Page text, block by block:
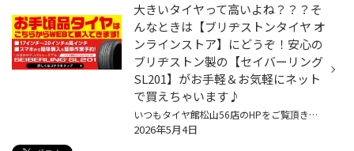
大きいタイヤって高いよね？？？そ
んなときは【ブリヂストンタイヤ オ
ンラインストア】にどうぞ！安心の
ブリヂストン製の【セイバーリング
SL201】がお手軽＆お気軽にネット
で買えちゃいます♪
いつもタイヤ館松山56店のHPをご覧頂き誠にありがとうございます！ 本日は、お手軽＆お気軽にタイヤが買えちゃう 【ブリヂストンインラインストア】について(^^)/ その中でも、大きいタイヤサイズ 17インチ以上のお手頃品タイヤのご紹介♪ 紹介するのが【信頼のブリヂストン製】の【SEIBERRING SL201...
2026年5月4日